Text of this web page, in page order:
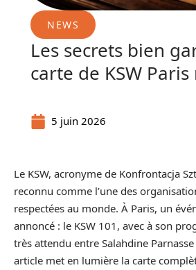
NEWS
Les secrets bien
carte de KSW Paris
5 juin 2026
Le KSW, acronyme de Konfrontacja
reconnu comme l’une des
respectées au monde. À Paris, un
annoncé : le KSW 101, avec à son
très attendu entre Salahdine
article met en lumière la carte